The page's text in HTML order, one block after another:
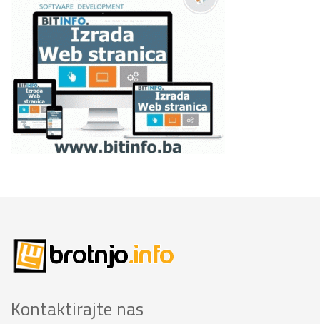
Kontaktirajte nas